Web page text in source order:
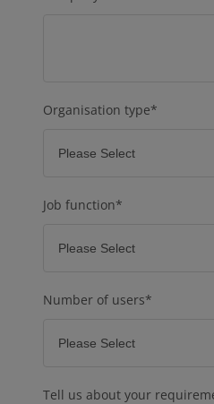
Organisation type*
Job function*
Number of users*
Tell us about your